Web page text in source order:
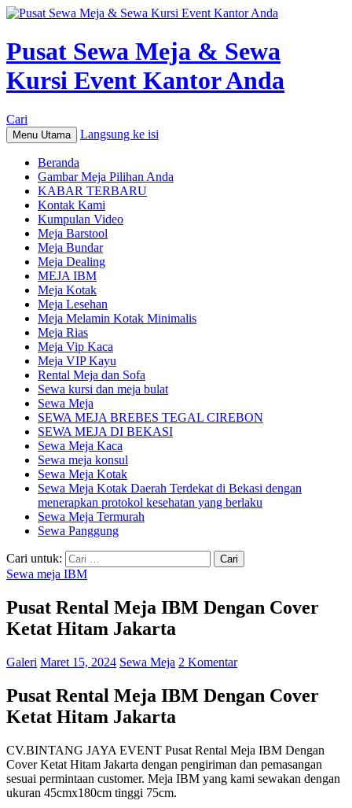
Pusat Sewa Meja & Sewa
Kursi Event Kantor Anda
Cari
Menu Utama Langsung ke isi
Beranda
Gambar Meja Pilihan Anda
KABAR TERBARU
Kontak Kami
Kumpulan Video
Meja Barstool
Meja Bundar
Meja Dealing
MEJA IBM
Meja Kotak
Meja Lesehan
Meja Melamin Kotak Minimalis
Meja Rias
Meja Vip Kaca
Meja VIP Kayu
Rental Meja dan Sofa
Sewa kursi dan meja bulat
Sewa Meja
SEWA MEJA BREBES TEGAL CIREBON
SEWA MEJA DI BEKASI
Sewa Meja Kaca
Sewa meja konsul
Sewa Meja Kotak
Sewa Meja Kotak Daerah Terdekat di Bekasi dengan
menerapkan protokol kesehatan yang berlaku
Sewa Meja Termurah
Sewa Panggung
Cari untuk:
Sewa meja IBM
Pusat Rental Meja IBM Dengan Cover
Ketat Hitam Jakarta
Galeri Maret 15, 2024 Sewa Meja 2 Komentar
Pusat Rental Meja IBM Dengan Cover
Ketat Hitam Jakarta
CV.BINTANG JAYA EVENT Pusat Rental Meja IBM Dengan
Cover Ketat Hitam Jakarta dengan pengiriman dan pemasangan
sesuai permintaan customer. Meja IBM yang kami sewakan dengan
ukuran 45cmx180cm tinggi 75cm.